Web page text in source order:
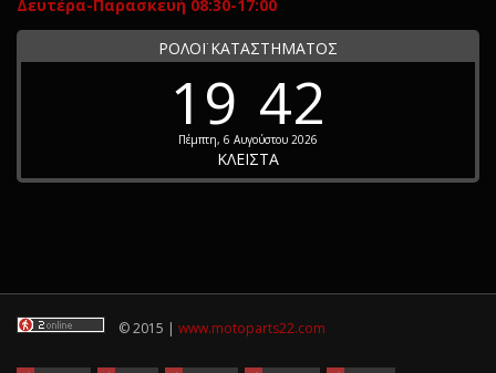
Δευτέρα-Παρασκευή 08:30-17:00
ΡΟΛΟΪ ΚΑΤΑΣΤΗΜΑΤΟΣ
19 42
Πέμπτη, 6 Αυγούστου 2026
ΚΛΕΙΣΤΑ
© 2015 | www.motoparts22.com